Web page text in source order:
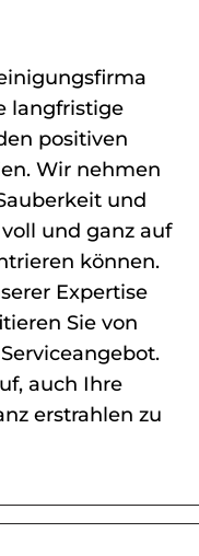
langfristige
positiven
Wir nehmen
und
und ganz auf
können.
Expertise
Sie von
auch Ihre
erstrahlen zu